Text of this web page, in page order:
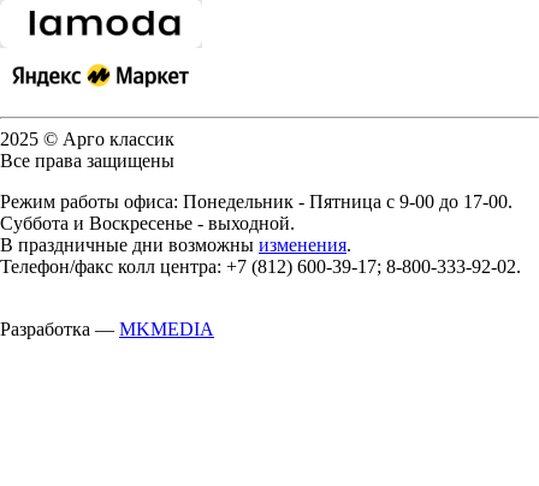
2025 © Арго классик
Все права защищены
Режим работы офиса: Понедельник - Пятница с 9-00 до 17-00.
Суббота и Воскресенье - выходной.
В праздничные дни возможны изменения.
Телефон/факс колл центра: +7 (812) 600-39-17; 8-800-333-92-02.
Разработка — MKMEDIA